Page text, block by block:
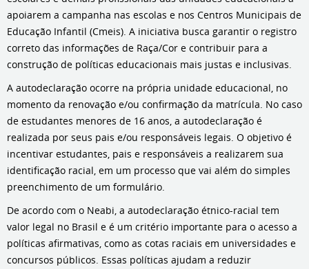
apoiarem a campanha nas escolas e nos Centros Municipais de
Educação Infantil (Cmeis). A iniciativa busca garantir o registro
correto das informações de Raça/Cor e contribuir para a
construção de políticas educacionais mais justas e inclusivas.
A autodeclaração ocorre na própria unidade educacional, no
momento da renovação e/ou confirmação da matrícula. No caso
de estudantes menores de 16 anos, a autodeclaração é
realizada por seus pais e/ou responsáveis legais. O objetivo é
incentivar estudantes, pais e responsáveis a realizarem sua
identificação racial, em um processo que vai além do simples
preenchimento de um formulário.
De acordo com o Neabi, a autodeclaração étnico-racial tem
valor legal no Brasil e é um critério importante para o acesso a
políticas afirmativas, como as cotas raciais em universidades e
concursos públicos. Essas políticas ajudam a reduzir